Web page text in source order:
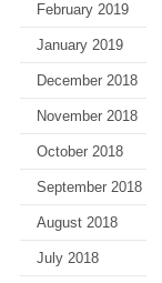
February 2019
January 2019
December 2018
November 2018
October 2018
September 2018
August 2018
July 2018